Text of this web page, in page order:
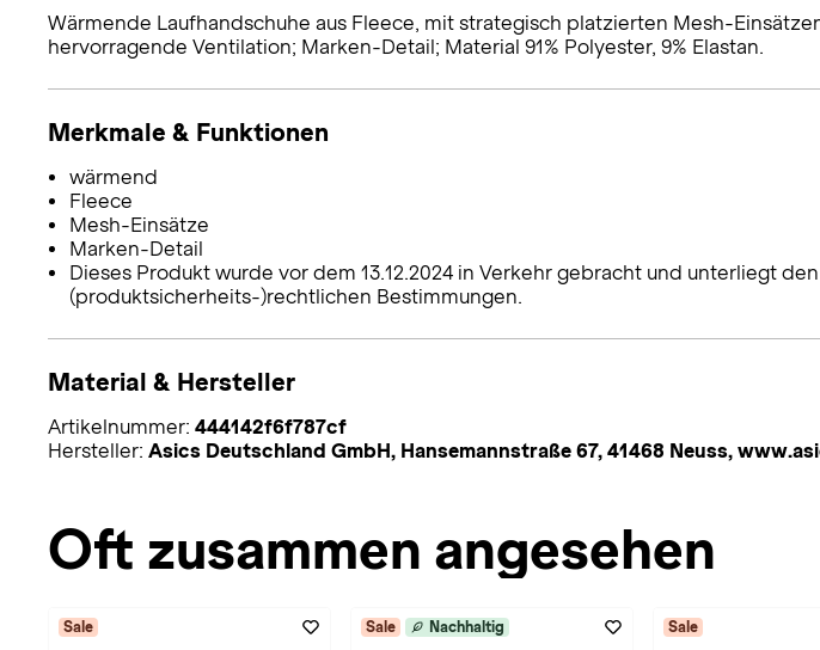
Wärmende Laufhandschuhe aus Fleece, mit strategisch platzierten Mesh-
hervorragende Ventilation; Marken-Detail; Material 91% Polyester, 9% Elastan.
Merkmale & Funktionen
wärmend
Fleece
Mesh-Einsätze
Marken-Detail
Dieses Produkt wurde vor dem 13.12.2024 in Verkehr gebracht und unterliegt
(produktsicherheits-)rechtlichen Bestimmungen.
Material & Hersteller
Artikelnummer: 444142f6f787cf
Hersteller: Asics Deutschland GmbH, Hansemannstraße 67, 41468 Neuss,
Oft zusammen angesehen
Sale Sale Nachhaltig Sale